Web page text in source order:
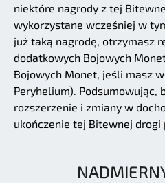
niektóre nagrody z tej
wykorzystane wcześniej w
już taką nagrodę, otrzymasz
dodatkowych Bojowych
Bojowych Monet, jeśli masz
Peryhelium). Podsumowując,
rozszerzenie i zmiany w
ukończenie tej Bitewnej drogi